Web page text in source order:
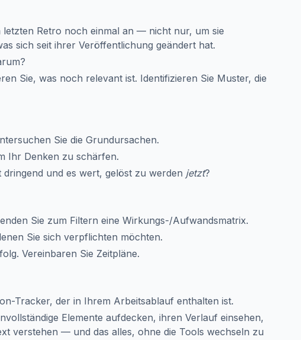
letzten Retro noch einmal an — nicht nur, um sie
sich seit ihrer Veröffentlichung geändert hat.
Sie, was noch relevant ist. Identifizieren Sie Muster, die
Sie die Grundursachen.
Ihr Denken zu schärfen.
dringend und es wert, gelöst zu werden jetzt?
Sie zum Filtern eine Wirkungs-/Aufwandsmatrix.
Sie sich verpflichten möchten.
Vereinbaren Sie Zeitpläne.
Tracker, der in Ihrem Arbeitsablauf enthalten ist.
Elemente aufdecken, ihren Verlauf einsehen,
verstehen — und das alles, ohne die Tools wechseln zu